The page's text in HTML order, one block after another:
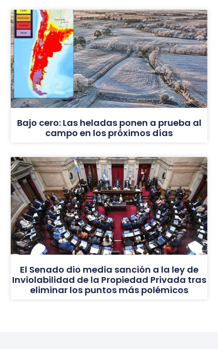
Bajo cero: Las heladas ponen a prueba al
campo en los próximos días
El Senado dio media sanción a la ley de
Inviolabilidad de la Propiedad Privada tras
eliminar los puntos más polémicos